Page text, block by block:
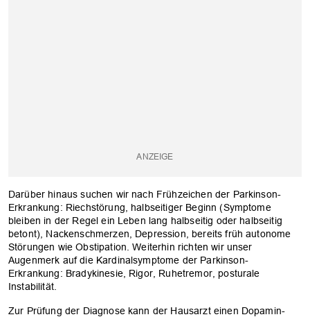
Darüber hinaus suchen wir nach Frühzeichen der Parkinson-
Erkrankung: Riechstörung, halbseitiger Beginn (Symptome
bleiben in der Regel ein Leben lang halbseitig oder halbseitig
betont), Nackenschmerzen, Depression, bereits früh autonome
Störungen wie Obstipation. Weiterhin richten wir unser
Augenmerk auf die Kardinalsymptome der Parkinson-
Erkrankung: Bradykinesie, Rigor, Ruhetremor, posturale
Instabilität.
Zur Prüfung der Diagnose kann der Hausarzt einen Dopamin-